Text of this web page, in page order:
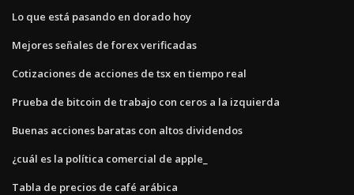
Lo que está pasando en dorado hoy
Mejores señales de forex verificadas
Cotizaciones de acciones de tsx en tiempo real
Prueba de bitcoin de trabajo con ceros a la izquierda
Buenas acciones baratas con altos dividendos
¿cuál es la política comercial de apple_
Tabla de precios de café arábica